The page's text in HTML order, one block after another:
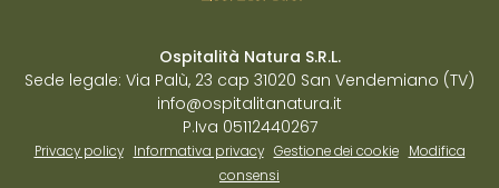
Ospitalità Natura S.R.L.
Sede legale: Via Palù, 23 cap 31020 San Vendemiano (TV)
info@ospitalitanatura.it
P.Iva 05112440267
Privacy policy Informativa privacy Gestione dei cookie
Modifica
consensi